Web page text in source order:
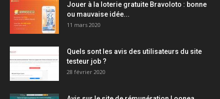
Jouer à la loterie gratuite Bravoloto : bonne
ou mauvaise idée...
11 mars 2020
Quels sont les avis des utilisateurs du site
testeur job ?
28 février 2020